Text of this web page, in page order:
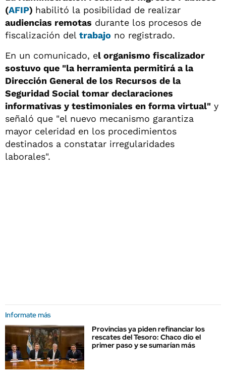
(AFIP) habilitó la posibilidad de realizar
audiencias remotas durante los procesos de
fiscalización del trabajo no registrado.
En un comunicado, el organismo fiscalizador
sostuvo que "la herramienta permitirá a la
Dirección General de los Recursos de la
Seguridad Social tomar declaraciones
informativas y testimoniales en forma virtual" y
señaló que "el nuevo mecanismo garantiza
mayor celeridad en los procedimientos
destinados a constatar irregularidades
laborales".
Informate más
Provincias ya piden refinanciar los
rescates del Tesoro: Chaco dio el
primer paso y se sumarían más